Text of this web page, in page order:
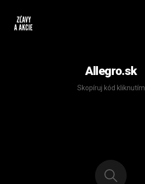
Allegro.sk
Skopíruj kód kliknutím